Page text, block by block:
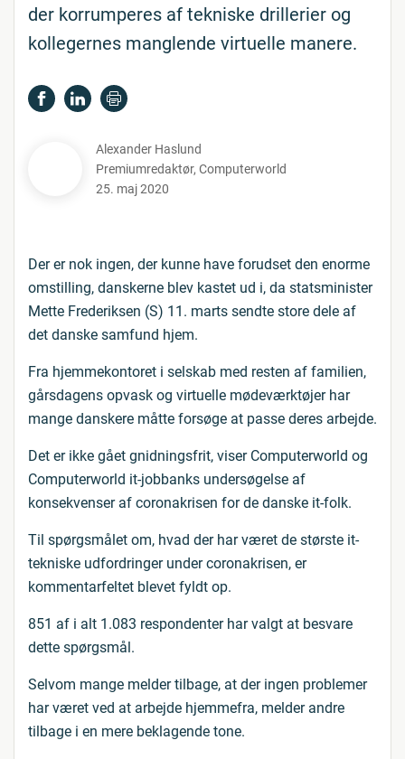
der korrumperes af tekniske drillerier og
kollegernes manglende virtuelle manere.
Alexander Haslund
Premiumredaktør, Computerworld
25. maj 2020
Der er nok ingen, der kunne have forudset den enorme
omstilling, danskerne blev kastet ud i, da statsminister
Mette Frederiksen (S) 11. marts sendte store dele af
det danske samfund hjem.
Fra hjemmekontoret i selskab med resten af familien,
gårsdagens opvask og virtuelle mødeværktøjer har
mange danskere måtte forsøge at passe deres arbejde.
Det er ikke gået gnidningsfrit, viser Computerworld og
Computerworld it-jobbanks undersøgelse af
konsekvenser af coronakrisen for de danske it-folk.
Til spørgsmålet om, hvad der har været de største it-
tekniske udfordringer under coronakrisen, er
kommentarfeltet blevet fyldt op.
851 af i alt 1.083 respondenter har valgt at besvare
dette spørgsmål.
Selvom mange melder tilbage, at der ingen problemer
har været ved at arbejde hjemmefra, melder andre
tilbage i en mere beklagende tone.